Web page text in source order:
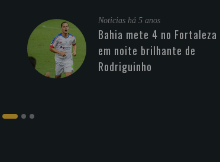
Noticias há 5 anos
Bahia mete 4 no Fortaleza
em noite brilhante de
Rodriguinho